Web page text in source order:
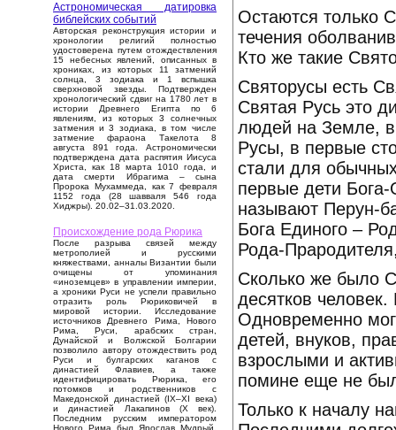
Астрономическая датировка
библейских событий
Авторская реконструкция истории и
хронологии религий полностью
удостоверена путем отождествления
15 небесных явлений, описанных в
хрониках, из которых 11 затмений
солнца, 3 зодиака и 1 вспышка
сверхновой звезды. Подтвержден
хронологический сдвиг на 1780 лет в
истории Древнего Египта по 6
явлениям, из которых 3 солнечных
затмения и 3 зодиака, в том числе
затмение фараона Такелота 8
августа 891 года. Астрономически
подтверждена дата распятия Иисуса
Христа, как 18 марта 1010 года, и
дата смерти Ибрагима – сына
Пророка Мухаммеда, как 7 февраля
1152 года (28 шавваля 546 года
Хиджры). 20.02–31.03.2020.
Происхождение рода Рюрика
После разрыва связей между
метрополией и русскими
княжествами, анналы Византии были
очищены от упоминания
«иноземцев» в управлении империи,
а хроники Руси не успели правильно
отразить роль Рюриковичей в
мировой истории. Исследование
источников Древнего Рима, Нового
Рима, Руси, арабских стран,
Дунайской и Волжской Болгарии
позволило автору отождествить род
Руси и булгарских каганов с
династией Флавиев, а также
идентифицировать Рюрика, его
потомков и родственников с
Македонской династией (IX–XI века)
и династией Лакапинов (X век).
Последним русским императором
Нового Рима был Ярослав Мудрый,
Остаются только
течения
Кто же такие
Святорусы есть
Святая Русь это
людей на Земле, в
Русы, в первые
стали для
первые дети
называют Перун-
Бога Единого –
Рода-
Сколько же было
десятков
Одновременно
детей, внуков,
взрослыми и
помине еще не
Только к началу